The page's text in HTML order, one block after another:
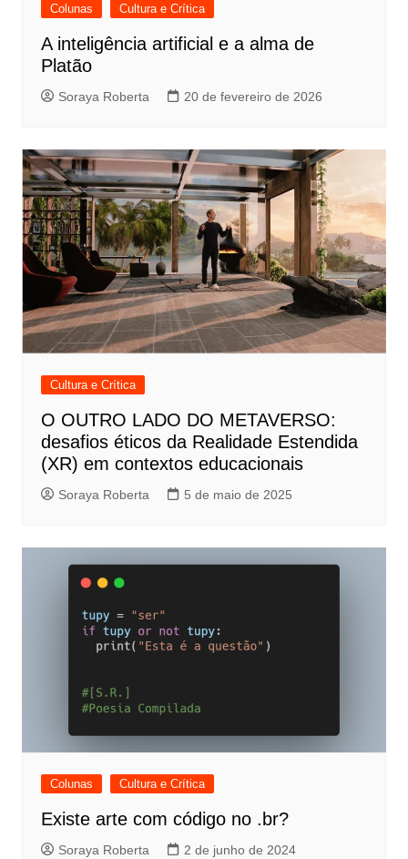
Colunas Cultura e Crítica
A inteligência artificial e a alma de
Platão
Soraya Roberta 20 de fevereiro de 2026
Cultura e Crítica
O OUTRO LADO DO METAVERSO:
desafios éticos da Realidade Estendida
(XR) em contextos educacionais
Soraya Roberta 5 de maio de 2025
Colunas Cultura e Crítica
Existe arte com código no .br?
Soraya Roberta 2 de junho de 2024